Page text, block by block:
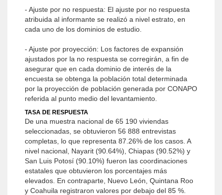
- Ajuste por no respuesta: El ajuste por no respuesta
atribuida al informante se realizó a nivel estrato, en
cada uno de los dominios de estudio.
- Ajuste por proyección: Los factores de expansión
ajustados por la no respuesta se corregirán, a fin de
asegurar que en cada dominio de interés de la
encuesta se obtenga la población total determinada
por la proyección de población generada por CONAPO
referida al punto medio del levantamiento.
TASA DE RESPUESTA
De una muestra nacional de 65 190 viviendas
seleccionadas, se obtuvieron 56 888 entrevistas
completas, lo que representa 87.26% de los casos. A
nivel nacional, Nayarit (90.64%), Chiapas (90.52%) y
San Luis Potosí (90.10%) fueron las coordinaciones
estatales que obtuvieron los porcentajes más
elevados. En contraparte, Nuevo León, Quintana Roo
y Coahuila registraron valores por debajo del 85 %.